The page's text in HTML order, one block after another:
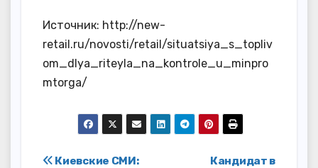
Источник: http://new-
retail.ru/novosti/retail/situatsiya_s_topliv
om_dlya_riteyla_na_kontrole_u_minpro
mtorga/
Кандидат в
Киевские СМИ: